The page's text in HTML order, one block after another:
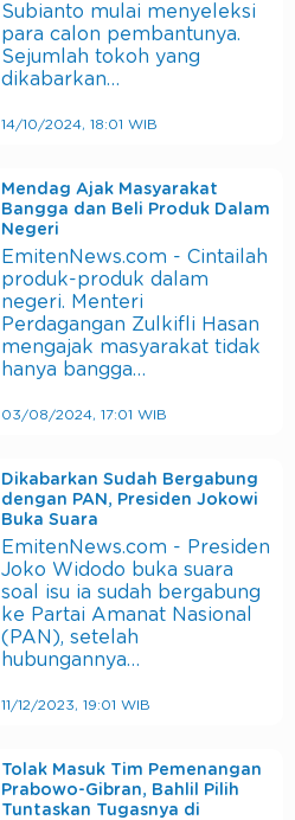
Subianto mulai menyeleksi
para calon pembantunya.
Sejumlah tokoh yang
dikabarkan…
14/10/2024, 18:01 WIB
Mendag Ajak Masyarakat
Bangga dan Beli Produk Dalam
Negeri
EmitenNews.com - Cintailah
produk-produk dalam
negeri. Menteri
Perdagangan Zulkifli Hasan
mengajak masyarakat tidak
hanya bangga…
03/08/2024, 17:01 WIB
Dikabarkan Sudah Bergabung
dengan PAN, Presiden Jokowi
Buka Suara
EmitenNews.com - Presiden
Joko Widodo buka suara
soal isu ia sudah bergabung
ke Partai Amanat Nasional
(PAN), setelah
hubungannya…
11/12/2023, 19:01 WIB
Tolak Masuk Tim Pemenangan
Prabowo-Gibran, Bahlil Pilih
Tuntaskan Tugasnya di